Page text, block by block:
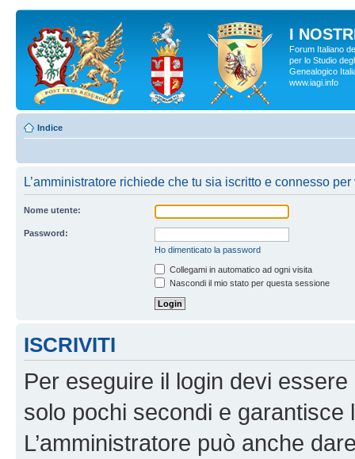
I
Forum Italiano
per lo Studio
Genealogico
www.iagi.info
Indice
L’amministratore richiede che tu sia iscritto e connesso
Nome utente:
Password:
Ho dimenticato la password
Collegami in automatico ad ogni visita
Nascondi il mio stato per questa sessione
ISCRIVITI
Per eseguire il login devi
solo pochi secondi e garantisce
L’amministratore può anche